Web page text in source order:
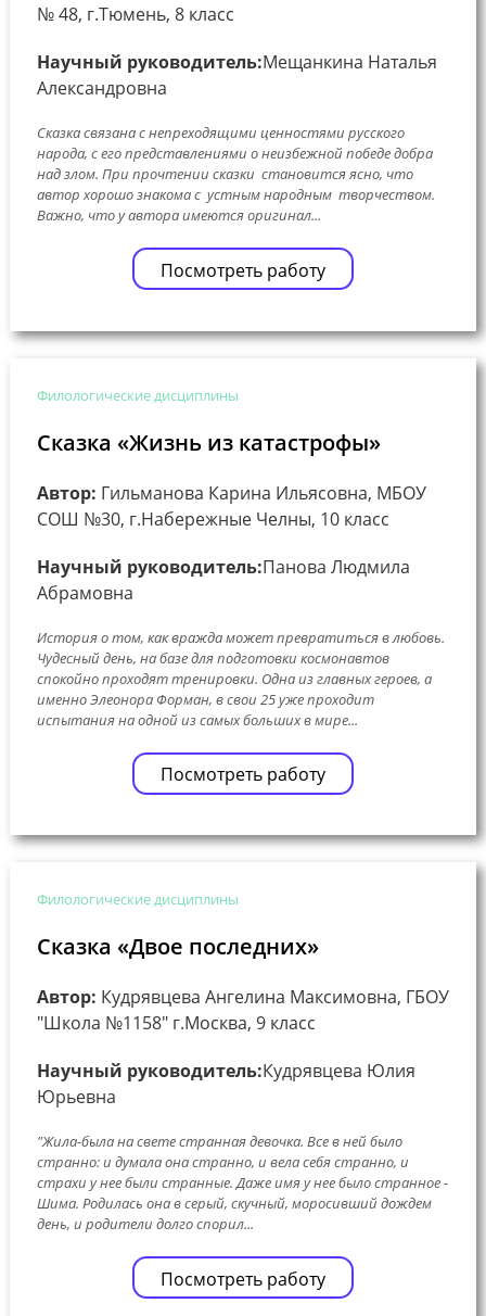
№ 48, г.Тюмень, 8 класс
Научный руководитель:Мещанкина Наталья
Александровна
Сказка связана с непреходящими ценностями русского
народа, с его представлениями о неизбежной победе добра
над злом. При прочтении сказки становится ясно, что
автор хорошо знакома с устным народным творчеством.
Важно, что у автора имеются оригинал...
Посмотреть работу
Филологические дисциплины
Сказка «Жизнь из катастрофы»
Автор: Гильманова Карина Ильясовна, МБОУ
СОШ №30, г.Набережные Челны, 10 класс
Научный руководитель:Панова Людмила
Абрамовна
История о том, как вражда может превратиться в любовь.
Чудесный день, на базе для подготовки космонавтов
спокойно проходят тренировки. Одна из главных героев, а
именно Элеонора Форман, в свои 25 уже проходит
испытания на одной из самых больших в мире...
Посмотреть работу
Филологические дисциплины
Сказка «Двое последних»
Автор: Кудрявцева Ангелина Максимовна, ГБОУ
"Школа №1158" г.Москва, 9 класс
Научный руководитель:Кудрявцева Юлия
Юрьевна
"Жила-была на свете странная девочка. Все в ней было
странно: и думала она странно, и вела себя странно, и
страхи у нее были странные. Даже имя у нее было странное -
Шима. Родилась она в серый, скучный, моросивший дождем
день, и родители долго спорил...
Посмотреть работу